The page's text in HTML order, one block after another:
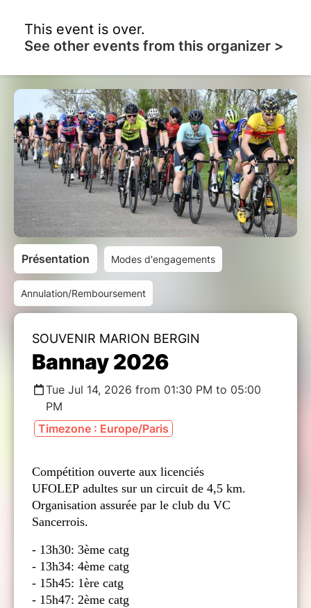
This event is over.
See other events from this organizer >
Présentation Modes d'engagements
Annulation/Remboursement
SOUVENIR MARION BERGIN
Bannay 2026
Tue Jul 14, 2026 from 01:30 PM to 05:00
PM
Timezone : Europe/Paris
Compétition ouverte aux licenciés
UFOLEP adultes sur un circuit de 4,5 km.
Organisation assurée par le club du VC
Sancerrois.
- 13h30: 3ème catg
- 13h34: 4ème catg
- 15h45: 1ère catg
- 15h47: 2ème catg